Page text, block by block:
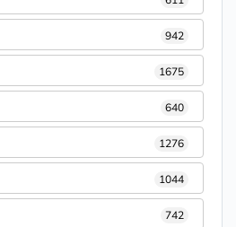
942
1675
640
1276
1044
742